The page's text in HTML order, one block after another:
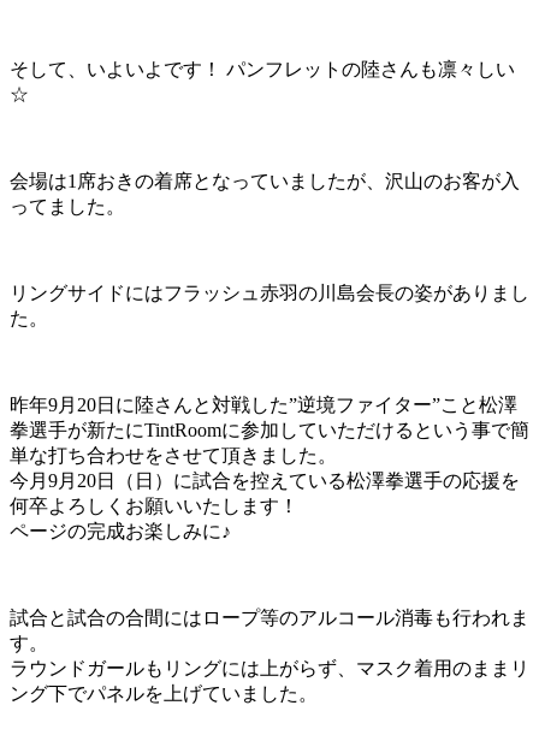
そして、いよいよです！ パンフレットの陸さんも凛々しい
☆
会場は1席おきの着席となっていましたが、沢山のお客が入
ってました。
リングサイドにはフラッシュ赤羽の川島会長の姿がありまし
た。
昨年9月20日に陸さんと対戦した”逆境ファイター”こと松澤
拳選手が新たにTintRoomに参加していただけるという事で簡
単な打ち合わせをさせて頂きました。
今月9月20日（日）に試合を控えている松澤拳選手の応援を
何卒よろしくお願いいたします！
ページの完成お楽しみに♪
試合と試合の合間にはロープ等のアルコール消毒も行われま
す。
ラウンドガールもリングには上がらず、マスク着用のままリ
ング下でパネルを上げていました。